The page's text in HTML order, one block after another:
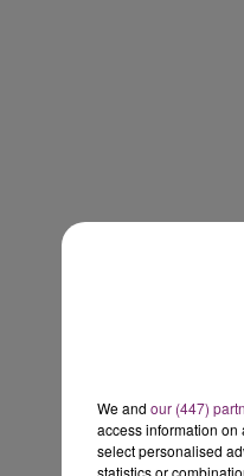
We and our (447)
access information on
select personalised
statistics or